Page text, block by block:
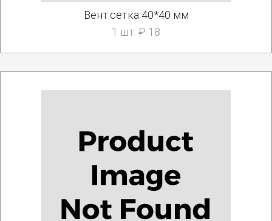
Вент.сетка 40*40 мм
1 шт. ₽ 18